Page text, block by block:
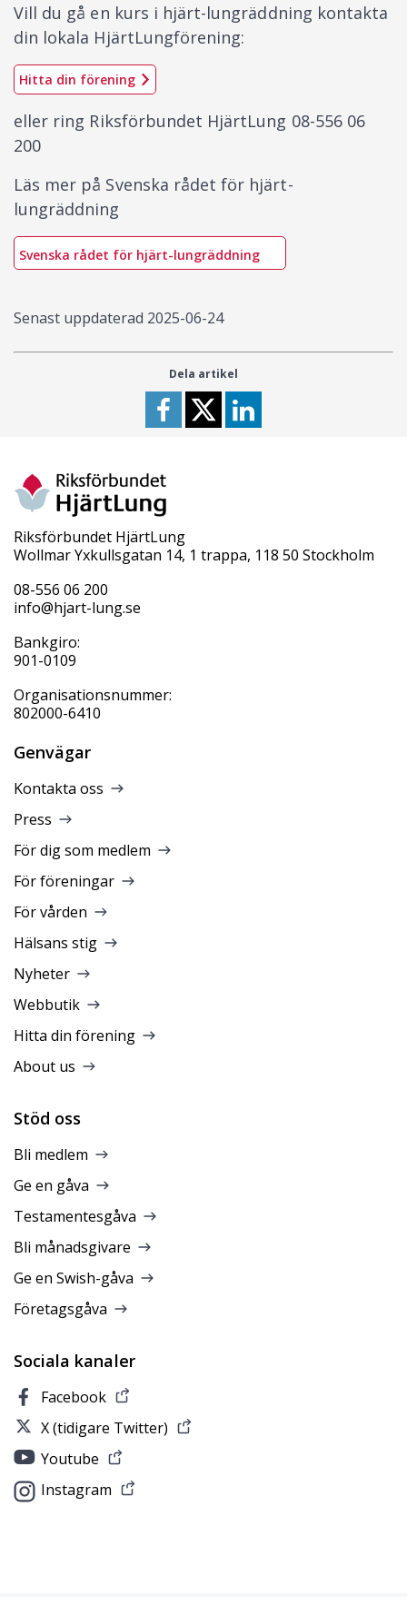
Vill du gå en kurs i hjärt-lungräddning kontakta
din lokala HjärtLungförening:
Hitta din förening
eller ring Riksförbundet HjärtLung 08-556 06
200
Läs mer på Svenska rådet för hjärt-
lungräddning
Svenska rådet för hjärt-lungräddning
Senast uppdaterad 2025-06-24
Dela artikel
Riksförbundet HjärtLung
Wollmar Yxkullsgatan 14, 1 trappa, 118 50 Stockholm
08-556 06 200
info@hjart-lung.se
Bankgiro:
901-0109
Organisationsnummer:
802000-6410
Genvägar
Kontakta oss
Press
För dig som medlem
För föreningar
För vården
Hälsans stig
Nyheter
Webbutik
Hitta din förening
About us
Stöd oss
Bli medlem
Ge en gåva
Testamentesgåva
Bli månadsgivare
Ge en Swish-gåva
Företagsgåva
Sociala kanaler
Facebook
X (tidigare Twitter)
Youtube
Instagram